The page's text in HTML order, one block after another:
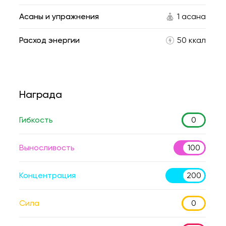
Асаны и упражнения 1 асана
Расход энергии 50 ккал
Награда
Гибкость 0
Выносливость 100
Концентрация 200
Сила 0